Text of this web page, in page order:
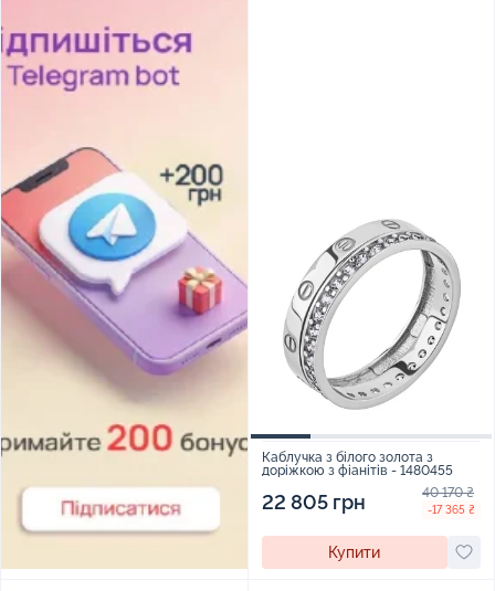
Каблучка з білого золота з
доріжкою з фіанітів - 1480455
22 805 грн 40 170 ₴
-17 365 ₴
Купити